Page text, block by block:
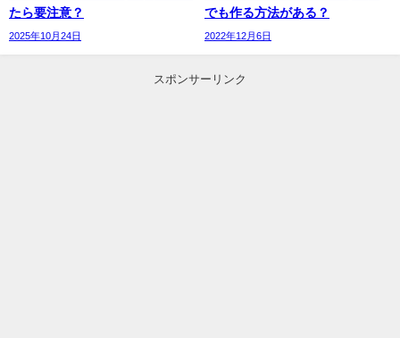
たら要注意？
2025年10月24日
でも作る方法がある？
2022年12月6日
スポンサーリンク